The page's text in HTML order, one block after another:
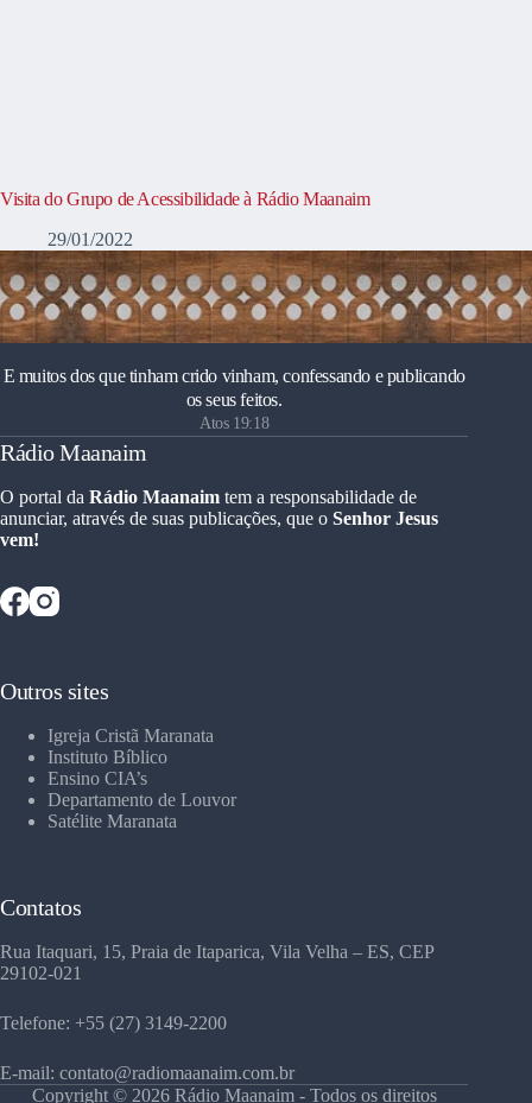
Visita do Grupo de Acessibilidade à Rádio Maanaim
29/01/2022
E muitos dos que tinham crido vinham, confessando e publicando
os seus feitos.
Atos 19:18
Rádio Maanaim
O portal da Rádio Maanaim tem a responsabilidade de
anunciar, através de suas publicações, que o Senhor Jesus
vem!
Outros sites
Igreja Cristã Maranata
Instituto Bíblico
Ensino CIA’s
Departamento de Louvor
Satélite Maranata
Contatos
Rua Itaquari, 15, Praia de Itaparica, Vila Velha – ES, CEP
29102-021
Telefone: +55 (27) 3149-2200
E-mail: contato@radiomaanaim.com.br
Copyright © 2026 Rádio Maanaim - Todos os direitos